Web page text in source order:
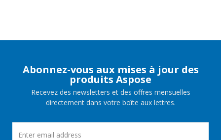
Abonnez-vous aux mises à jour des
produits Aspose
Recevez des newsletters et des offres mensuelles
directement dans votre boîte aux lettres.